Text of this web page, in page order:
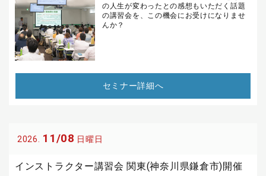
の人生が変わったとの感想もいただく話題
の講習会を、この機会にお受けになりませ
んか？
セミナー詳細へ
2026. 11/08 日曜日
インストラクター講習会 関東(神奈川県鎌倉市)開催